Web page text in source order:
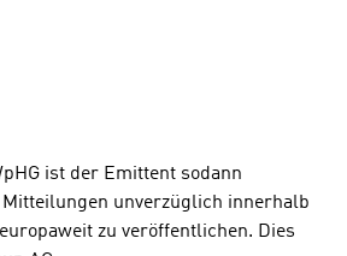
ist der Emittent sodann
unverzüglich innerhalb
zu veröffentlichen. Dies